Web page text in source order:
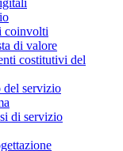
coinvolti
di valore
costitutivi del
del servizio
di servizio